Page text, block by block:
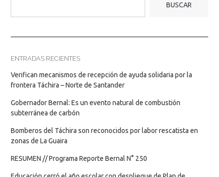
BUSCAR
ENTRADAS RECIENTES
Verifican mecanismos de recepción de ayuda solidaria por la
frontera Táchira – Norte de Santander
Gobernador Bernal: Es un evento natural de combustión
subterránea de carbón
Bomberos del Táchira son reconocidos por labor rescatista en
zonas de La Guaira
RESUMEN // Programa Reporte Bernal N° 250